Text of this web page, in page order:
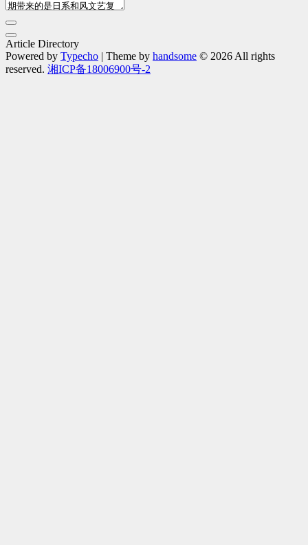
Article Directory
Powered by Typecho | Theme by handsome © 2026 All rights
reserved. 湘ICP备18006900号-2